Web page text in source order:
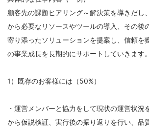
顧客先の課題ヒアリング～解決策を導きだし
から必要なリソースやツールの導入、その後
寄り添ったソリューションを提案し、信頼を
の事業成長を長期的にサポートしていきます。
1）既存のお客様には（50%）
・運営メンバーと協力をして現状の運営状況
から仮説検証、実行後の振り返りを行い、品